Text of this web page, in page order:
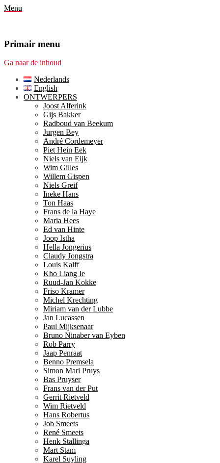
Menu
Primair menu
Ga naar de inhoud
Nederlands
English
ONTWERPERS
Joost Alferink
Gijs Bakker
Radboud van Beekum
Jurgen Bey
André Cordemeyer
Piet Hein Eek
Niels van Eijk
Wim Gilles
Willem Gispen
Niels Greif
Ineke Hans
Ton Haas
Frans de la Haye
Maria Hees
Ed van Hinte
Joop Istha
Hella Jongerius
Claudy Jongstra
Louis Kalff
Kho Liang Ie
Ruud-Jan Kokke
Friso Kramer
Michel Krechting
Miriam van der Lubbe
Jan Lucassen
Paul Mijksenaar
Bruno Ninaber van Eyben
Rob Parry
Jaap Penraat
Benno Premsela
Simon Mari Pruys
Bas Pruyser
Frans van der Put
Gerrit Rietveld
Wim Rietveld
Hans Robertus
Job Smeets
René Smeets
Henk Stallinga
Mart Stam
Karel Suyling